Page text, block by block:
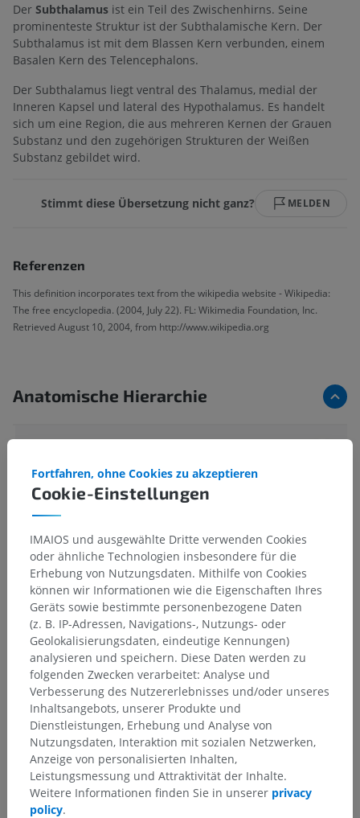
Der Subthalamus ist ein Teil des Zwischenhirns. Seine
prominenteste Struktur ist der Subthalamische Kern. Der
Subthalamus ist mit dem Blassen Kern verbunden, einem
Basalen Kern des Telencephalons.
Der Subthalamus liegt ventral des Thalamus, medial der
Inneren Kapsel und lateral des Hypothalamus. Es handelt
sich um eine Region, die aus mehreren Kernen der Grauen
Substanz und den zugehörigen Strukturen der Weißen
Substanz gebildet wird.
Stimmt diese Übersetzung nicht ganz? MELDEN
Referenzen
This definition incorporates text from the wikipedia website - Wikipedia:
The free encyclopedia. (2004, July 22). FL: Wikimedia Foundation, Inc.
Retrieved August 10, 2004, from http://www.wikipedia.org
Anatomische Hierarchie
Anatomie des Menschen 1
Zentraler Abschnitt; Zentralnervensystem > Gehirn
Vorderhirn> Zwischenhirn > Subthalamus
Darunterliegende Strukturen:Für dieses anatomische
Teil gibt es keine zugehörigen Strukturen
Anatomie des Menschen
Vergleichende Anatomie bei Tieren
Übersetzungen
Cookie-Einstellungen
Fortfahren, ohne Cookies zu akzeptieren
IMAIOS und ausgewählte Dritte verwenden Cookies
oder ähnliche Technologien insbesondere für die
Erhebung von Nutzungsdaten. Mithilfe von Cookies
können wir Informationen wie die Eigenschaften Ihres
Geräts sowie bestimmte personenbezogene Daten
(z. B. IP-Adressen, Navigations-, Nutzungs- oder
Geolokalisierungsdaten, eindeutige Kennungen)
analysieren und speichern. Diese Daten werden zu
folgenden Zwecken verarbeitet: Analyse und
Verbesserung des Nutzererlebnisses und/oder unseres
Inhaltsangebots, unserer Produkte und
Dienstleistungen, Erhebung und Analyse von
Nutzungsdaten, Interaktion mit sozialen Netzwerken,
Anzeige von personalisierten Inhalten,
Leistungsmessung und Attraktivität der Inhalte.
Weitere Informationen finden Sie in unserer privacy
policy.